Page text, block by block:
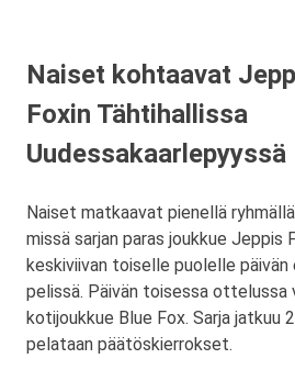
Naiset kohtaavat
Foxin Tähtihallissa
Uudessakaarlepyyssä
Naiset matkaavat pienellä
missä sarjan paras joukkue Jeppis
keskiviivan toiselle puolelle päivän
pelissä. Päivän toisessa ottelussa
kotijoukkue Blue Fox. Sarja jatkuu
pelataan päätöskierrokset.